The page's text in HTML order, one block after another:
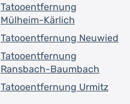
Tatooentfernung
Mülheim-Kärlich
Tatooentfernung Neuwied
Tatooentfernung
Ransbach-Baumbach
Tatooentfernung Urmitz